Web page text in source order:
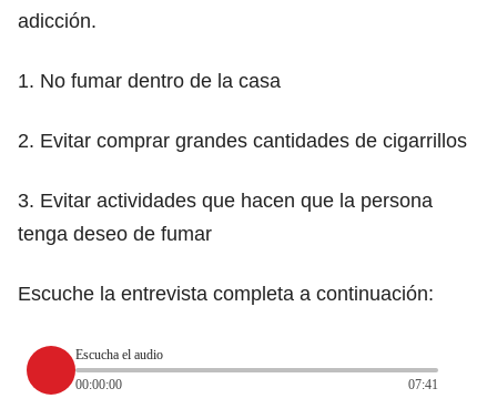
adicción.
1. No fumar dentro de la casa
2. Evitar comprar grandes cantidades de cigarrillos
3. Evitar actividades que hacen que la persona
tenga deseo de fumar
Escuche la entrevista completa a continuación:
Escucha el audio
00:00:00
07:41